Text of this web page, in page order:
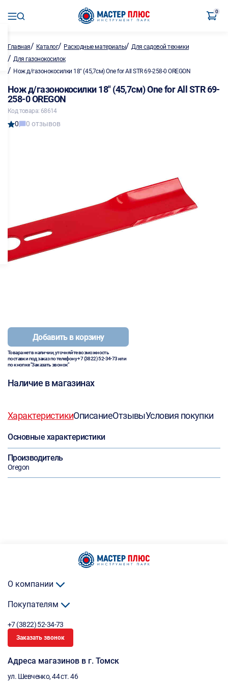
0
Главная/ Каталог/ Расходные материалы/Для садовой техники
/ Для газонокосилок
/ Нож д/газонокосилки 18" (45,7см) One for All STR 69-258-0 OREGON
Нож д/газонокосилки 18" (45,7см) One for All STR 69-
258-0 OREGON
Код товара: 68614
0 0 отзывов
Добавить в корзину
Товара нет в наличии, уточняйте возможность
поставки под заказ по телефону+7 (3822) 52-34-73или
по кнопке "Заказать звонок"
Наличие в магазинах
ХарактеристикиОписаниеОтзывыУсловия покупки
Основные характеристики
Производитель
Oregon
О компании
Покупателям
+7 (3822) 52-34-73
Заказать звонок
Адреса магазинов в г. Томск
ул. Шевченко, 44 ст. 46